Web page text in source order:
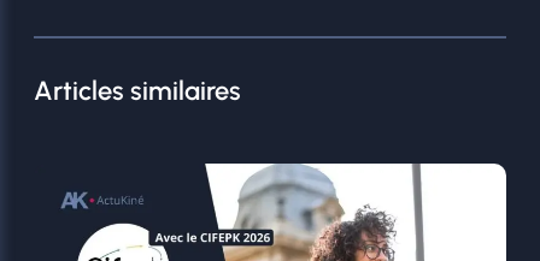
Articles similaires